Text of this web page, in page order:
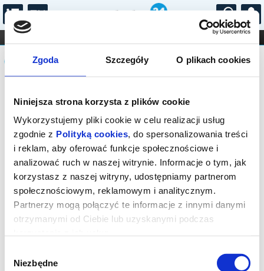
Zgoda Szczegóły O plikach cookies
Niniejsza strona korzysta z plików cookie
Wykorzystujemy pliki cookie w celu realizacji usług
zgodnie z Polityką cookies, do spersonalizowania treści
i reklam, aby oferować funkcje społecznościowe i
analizować ruch w naszej witrynie. Informacje o tym, jak
korzystasz z naszej witryny, udostępniamy partnerom
społecznościowym, reklamowym i analitycznym.
Partnerzy mogą połączyć te informacje z innymi danymi
otrzymanymi od Ciebie lub uzyskanymi podczas
zgody
Niezbędne
...
FILHARMONIA OPERA I BALET
STAND-UP
DLA DZIECI
Komunikat
Sprzedaż biletów on-line na wydarzenie
została zakończona.